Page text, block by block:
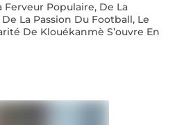
Ferveur Populaire, De La
La Passion Du Football, Le
De Klouékanmè S’ouvre En